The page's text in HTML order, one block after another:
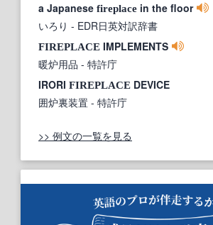
a Japanese fireplace in the floor
いろり - EDR日英対訳辞書
FIREPLACE IMPLEMENTS
暖炉用品 - 特許庁
IRORI FIREPLACE DEVICE
囲炉裏装置 - 特許庁
>> 例文の一覧を見る